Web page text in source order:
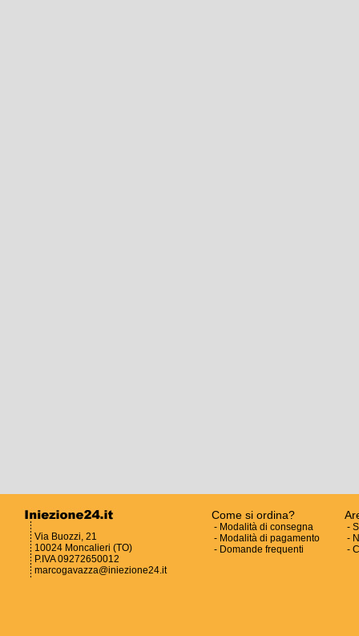
Via Buozzi, 21
10024 Moncalieri (TO)
P.IVA 09272650012
marcogavazza@iniezione24.it
Come si ordina?
- Modalità di consegna
- Modalità di pagamento
- Domande frequenti
-
-
-